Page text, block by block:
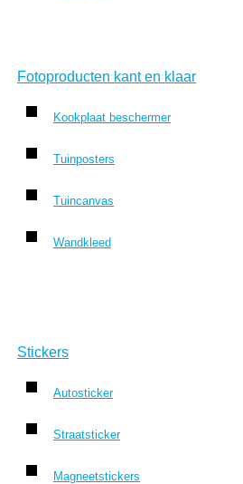
Fotoproducten kant en klaar
Kookplaat beschermer
Tuinposters
Tuincanvas
Wandkleed
Stickers
Autosticker
Straatsticker
Magneetstickers